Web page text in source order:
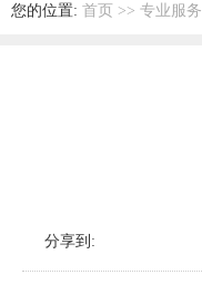
您的位置: 首页 >> 专业服务
分享到: